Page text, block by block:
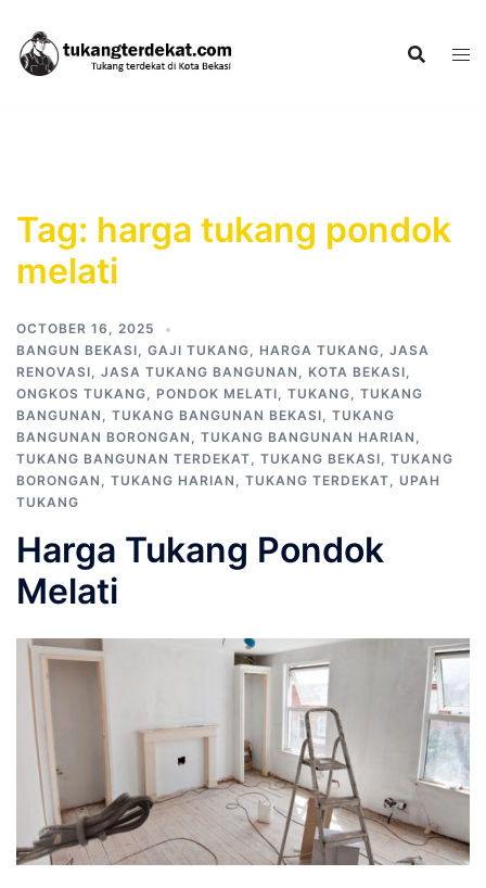
content
Tag: harga tukang pondok
melati
OCTOBER 16, 2025
BANGUN BEKASI, GAJI TUKANG, HARGA TUKANG, JASA
RENOVASI, JASA TUKANG BANGUNAN , KOTA BEKASI,
ONGKOS TUKANG, PONDOK MELATI, TUKANG, TUKANG
BANGUNAN , TUKANG BANGUNAN BEKASI, TUKANG
BANGUNAN BORONGAN , TUKANG BANGUNAN HARIAN ,
TUKANG BANGUNAN TERDEKAT, TUKANG BEKASI, TUKANG
BORONGAN , TUKANG HARIAN , TUKANG TERDEKAT, UPAH
TUKANG
Harga Tukang Pondok
Melati